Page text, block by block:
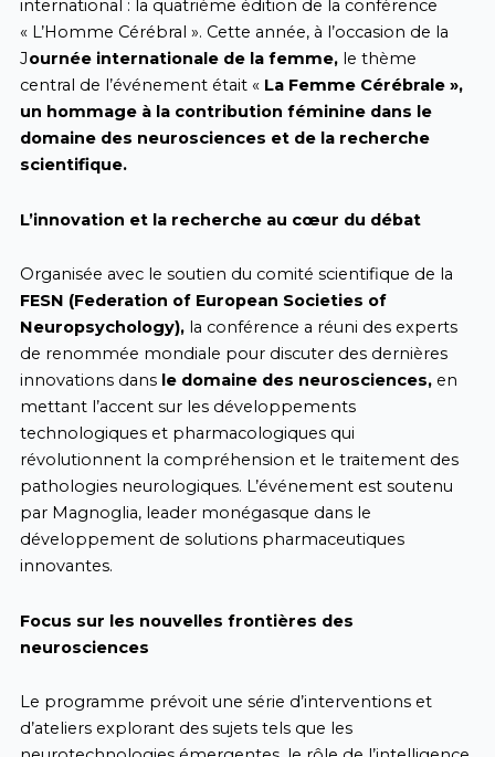
international : la quatrième édition de la conférence
« L’Homme Cérébral ». Cette année, à l’occasion de la
Journée internationale de la femme,le thème
central de l’événement était « La Femme Cérébrale »,
un hommage à la contribution féminine dans le
domaine des neurosciences et de la recherche
scientifique.
L’innovation et la recherche au cœur du débat
Organisée avec le soutien du comité scientifique de la
FESN (Federation of European Societies of
Neuropsychology), la conférence a réuni des experts
de renommée mondiale pour discuter des dernières
innovations dans le domaine des neurosciences, en
mettant l’accent sur les développements
technologiques et pharmacologiques qui
révolutionnent la compréhension et le traitement des
pathologies neurologiques. L’événement est soutenu
par Magnoglia, leader monégasque dans le
développement de solutions pharmaceutiques
innovantes.
Focus sur les nouvelles frontières des
neurosciences
Le programme prévoit une série d’interventions et
d’ateliers explorant des sujets tels que les